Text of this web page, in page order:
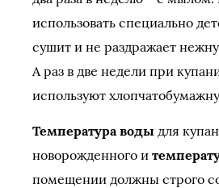
использовать специально
сушит и не раздражает
А раз в две недели при
используют
Температура воды для
новорожденного и
помещении должны строго